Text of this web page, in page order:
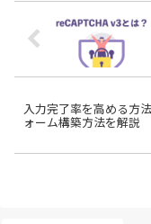
入力完了率を高める方
ォーム構築方法を解説